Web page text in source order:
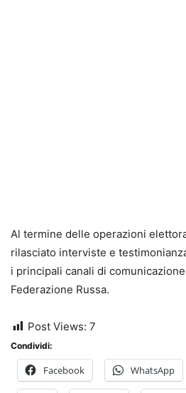
Al termine delle operazioni
rilasciato interviste e
i principali canali di
Federazione Russa.
Post Views: 7
Condividi:
Facebook WhatsApp